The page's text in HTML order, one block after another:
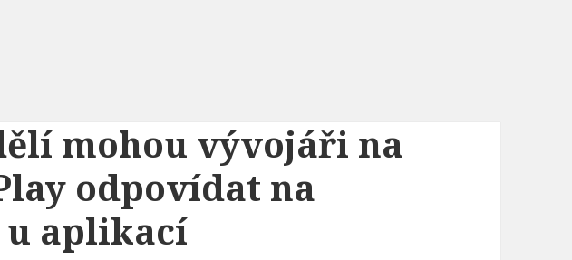
mohou vývojáři na
odpovídat na
u aplikací